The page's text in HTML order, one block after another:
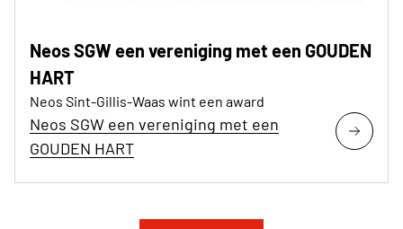
Neos SGW een vereniging met een GOUDEN
HART
Neos Sint-Gillis-Waas wint een award
Neos SGW een vereniging met een
GOUDEN HART